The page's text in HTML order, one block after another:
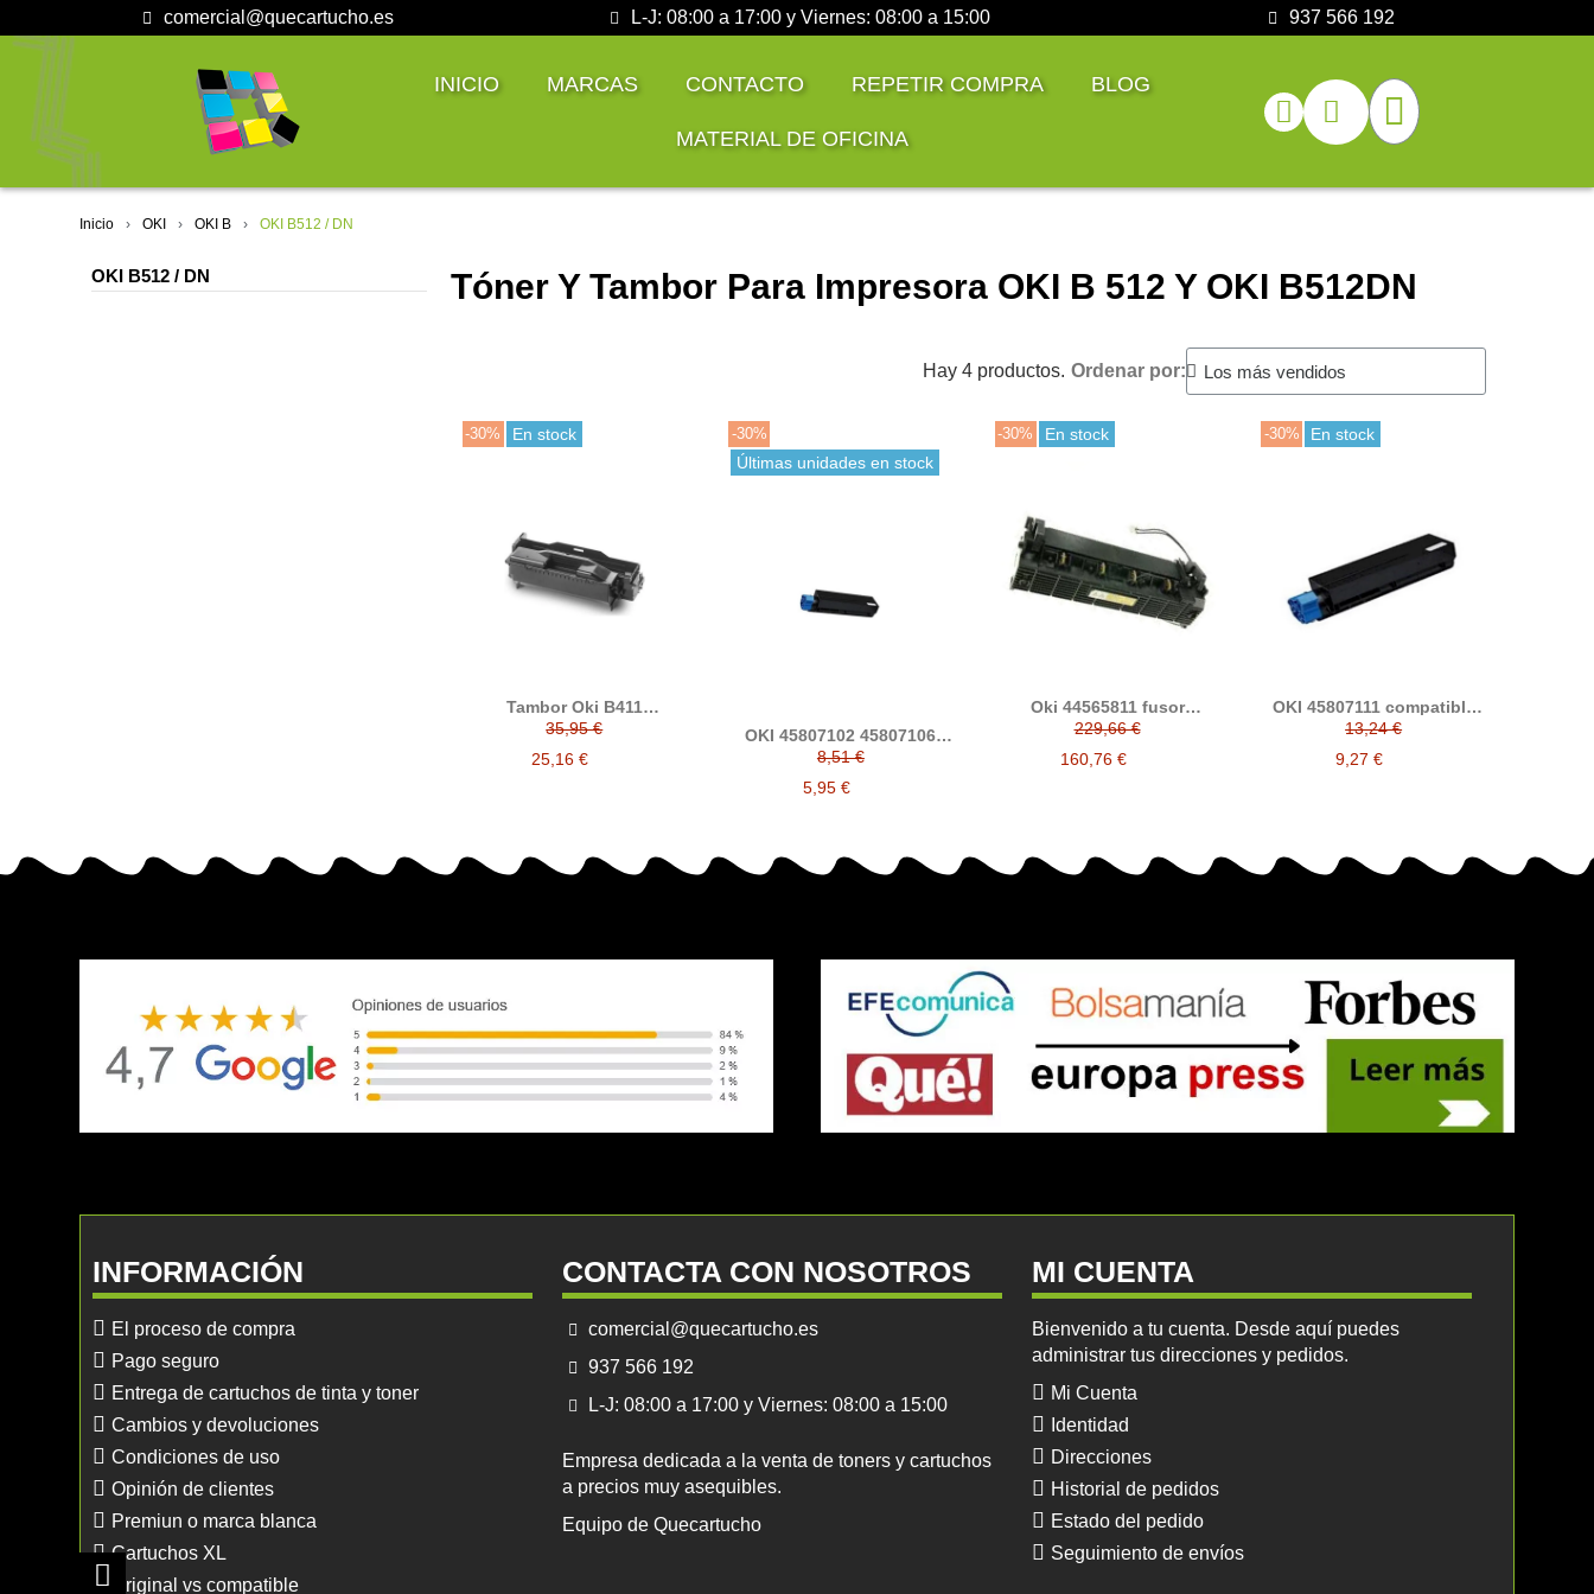
comercial@quecartucho.es L-J: 08:00 a 17:00 y Viernes: 08:00 a 15:00 937 566 192
INICIO MARCAS CONTACTO REPETIR COMPRA BLOG
MATERIAL DE OFICINA
Inicio OKI OKI B OKI B512 / DN
OKI B512 / DN Tóner Y Tambor Para Impresora OKI B 512 Y OKI B512DN
Hay 4 productos. Ordenar por:
-30% En stock
Tambor Oki B411
compatible alternativo a
44574302
35,95 €
25,16 €
-30%
Últimas unidades en stock
OKI 45807102 45807106
cartucho de tóner
8,51 €
5,95 €
-30% En stock
Oki 44565811 fusor
compatible (Oki B412,
B432, B512, ES5112,
ES5162, ES4192, ES4132,
MB472, MB562)
229,66 €
160,76 €
-30% En stock
OKI 45807111 compatible
cartucho de tóner (B432,
B512, MB492, MB562)
13,24 €
9,27 €
INFORMACIÓN
El proceso de compra
Pago seguro
Entrega de cartuchos de tinta y toner
Cambios y devoluciones
Condiciones de uso
Opinión de clientes
Premiun o marca blanca
Cartuchos XL
Original vs compatible
CONTACTA CON NOSOTROS
comercial@quecartucho.es
937 566 192
L-J: 08:00 a 17:00 y Viernes: 08:00 a 15:00
Empresa dedicada a la venta de toners y cartuchos
a precios muy asequibles.
Equipo de Quecartucho
MI CUENTA
Bienvenido a tu cuenta. Desde aquí puedes
administrar tus direcciones y pedidos.
Mi Cuenta
Identidad
Direcciones
Historial de pedidos
Estado del pedido
Seguimiento de envíos